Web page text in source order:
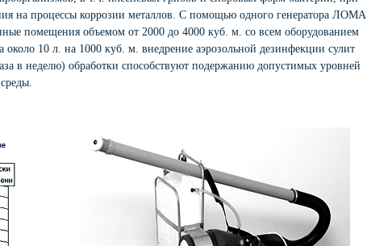
на процессы коррозии металлов. С помощью одного генератора ЛОМА
помещения объемом от 2000 до 4000 куб. м. со всем оборудованием
около 10 л. на 1000 куб. м. внедрение аэрозольной дезинфекции сулит
в неделю) обработки способствуют подержанию допустимых уровней